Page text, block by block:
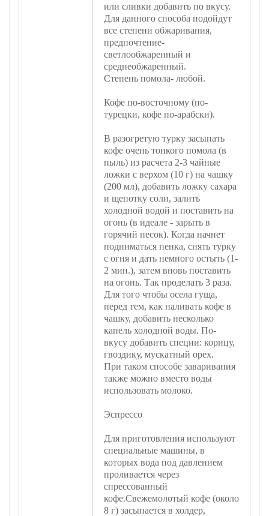
или сливки добавить по вкусу.
Для данного способа подойдут
все степени обжаривания,
предпочтение-
светлообжаренный и
среднеобжаренный.
Степень помола- любой.
Кофе по-восточному (по-
турецки, кофе по-арабски).
В разогретую турку засыпать
кофе очень тонкого помола (в
пыль) из расчета 2-3 чайные
ложки с верхом (10 г) на чашку
(200 мл), добавить ложку сахара
и щепотку соли, залить
холодной водой и поставить на
огонь (в идеале - зарыть в
горячий песок). Когда начнет
подниматься пенка, снять турку
с огня и дать немного остыть (1-
2 мин.), затем вновь поставить
на огонь. Так проделать 3 раза.
Для того чтобы осела гуща,
перед тем, как наливать кофе в
чашку, добавить несколько
капель холодной воды. По-
вкусу добавить специи: корицу,
гвоздику, мускатный орех.
При таком способе заваривания
также можно вместо воды
использовать молоко.
Эспрессо
Для приготовления используют
специальные машины, в
которых вода под давлением
проливается через
спрессованный
кофе.Свежемолотый кофе (около
8 г) засыпается в холдер,